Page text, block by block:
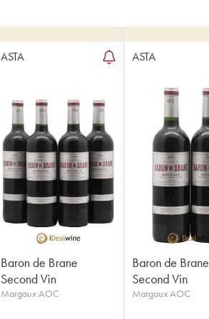
ASTA
Baron de Brane
Second Vin
Margaux AOC
ASTA
Baron de Brane
Second Vin
Margaux AOC